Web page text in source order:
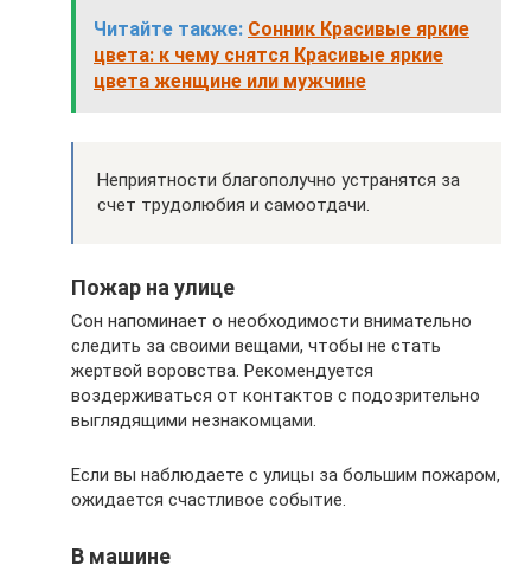
Читайте также: Сонник Красивые яркие
цвета: к чему снятся Красивые яркие
цвета женщине или мужчине
Неприятности благополучно устранятся за
счет трудолюбия и самоотдачи.
Пожар на улице
Сон напоминает о необходимости внимательно
следить за своими вещами, чтобы не стать
жертвой воровства. Рекомендуется
воздерживаться от контактов с подозрительно
выглядящими незнакомцами.
Если вы наблюдаете с улицы за большим пожаром,
ожидается счастливое событие.
В машине